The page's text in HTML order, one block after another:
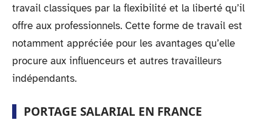
travail classiques par la flexibilité et la liberté qu’il
offre aux professionnels. Cette forme de travail est
notamment appréciée pour les avantages qu’elle
procure aux influenceurs et autres travailleurs
indépendants.
PORTAGE SALARIAL EN FRANCE